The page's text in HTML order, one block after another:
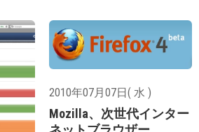
2010年07月07日( 水 )
Mozilla、次世代インター